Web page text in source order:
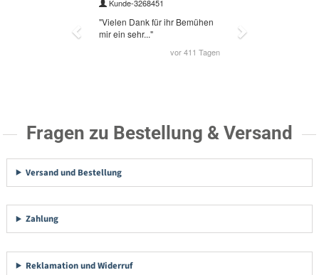
Fragen zu Bestellung & Versand
Versand und Bestellung
Zahlung
Reklamation und Widerruf